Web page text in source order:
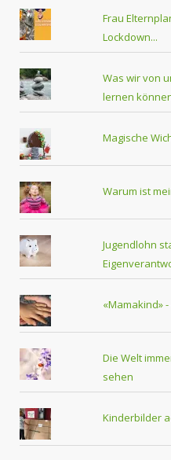
Frau
Lockdown...
Was wir von
lernen
Magische
Warum ist
Jugendlohn
«Mamakind»
Die Welt
sehen
Kinderbilder